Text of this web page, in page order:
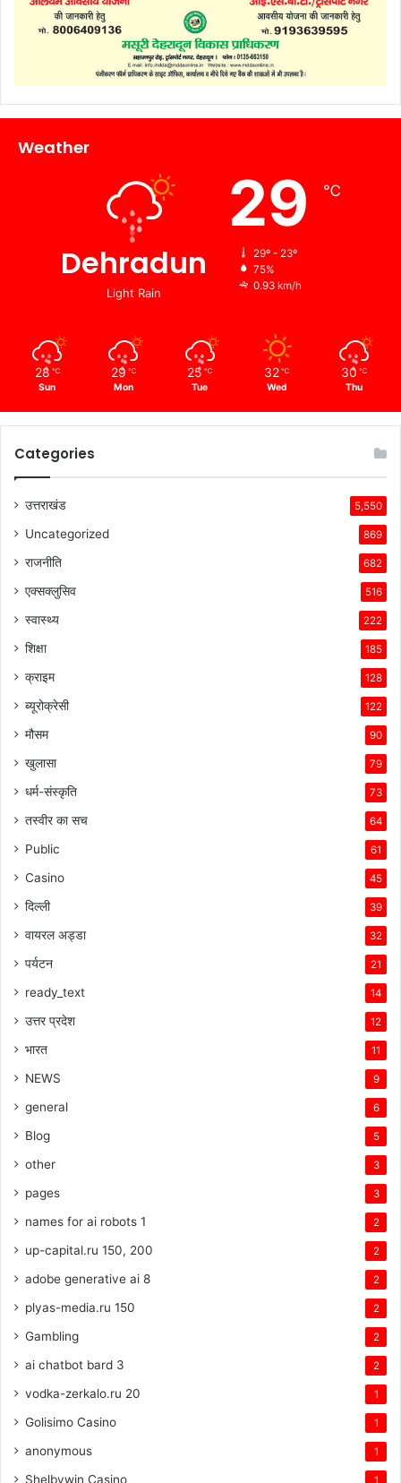
Weather
Dehradun
Light Rain
29 ℃
29º - 23º
75%
0.93 km/h
28 ℃
Sun
29 ℃
Mon
25 ℃
Tue
32 ℃
Wed
30 ℃
Thu
Categories
उत्तराखंड 5,550
Uncategorized 869
राजनीति 682
एक्सक्लुसिव 516
स्वास्थ्य 222
शिक्षा 185
क्राइम 128
ब्यूरोक्रेसी 122
मौसम 90
खुलासा 79
धर्म-संस्कृति 73
तस्वीर का सच 64
Public 61
Casino 45
दिल्ली 39
वायरल अड्डा 32
पर्यटन 21
ready_text 14
उत्तर प्रदेश 12
भारत 11
NEWS 9
general 6
Blog 5
other 3
pages 3
names for ai robots 1 2
up-capital.ru 150, 200 2
adobe generative ai 8 2
plyas-media.ru 150 2
Gambling 2
ai chatbot bard 3 2
vodka-zerkalo.ru 20 1
Golisimo Casino 1
anonymous 1
Shelbywin Casino